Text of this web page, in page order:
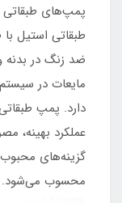
پمپ‌های طبقاتی
طبقاتی استیل
ضد زنگ در بدنه
مایعات در
عملکرد بهینه،
گزینه‌های
محسوب می‌شود.